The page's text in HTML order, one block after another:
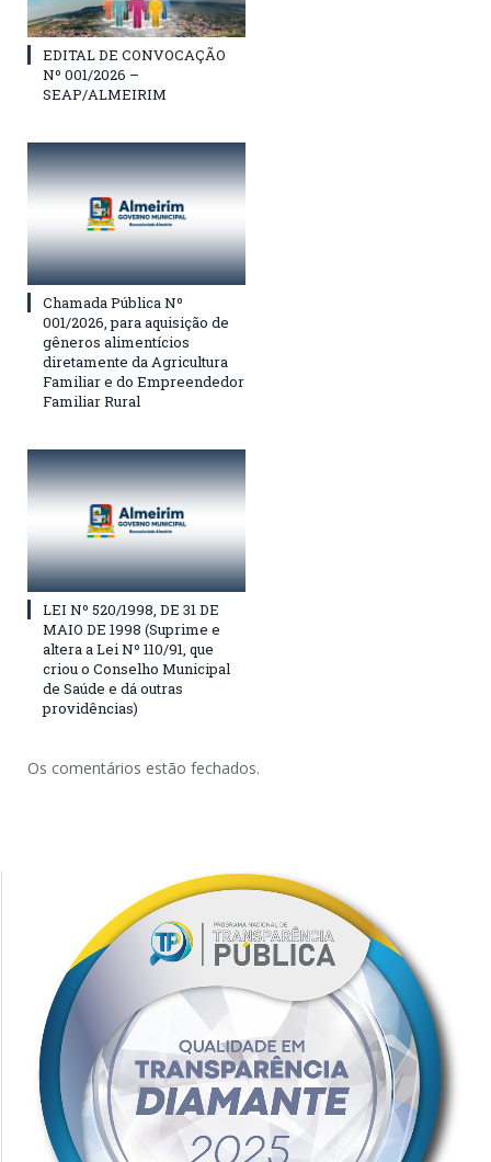
EDITAL DE CONVOCAÇÃO
Nº 001/2026 –
SEAP/ALMEIRIM
Chamada Pública Nº
001/2026, para aquisição de
gêneros alimentícios
diretamente da Agricultura
Familiar e do Empreendedor
Familiar Rural
LEI Nº 520/1998, DE 31 DE
MAIO DE 1998 (Suprime e
altera a Lei Nº 110/91, que
criou o Conselho Municipal
de Saúde e dá outras
providências)
Os comentários estão fechados.